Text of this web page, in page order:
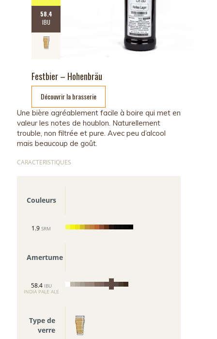
Festbier – Hohenbräu
58.4
IBU
Découvrir la brasserie
Une bière agréablement facile à boire qui met en
valeur les notes de houblon. Naturellement
trouble, non filtrée et pure. Avec peu d’alcool
mais beaucoup de goût.
CARACTERISTIQUES
Couleurs
1.9 SRM
Amertume
58.4 IBU
INDIA PALE ALE
Type de
verre